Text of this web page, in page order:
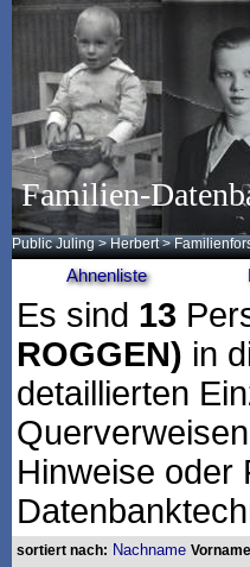
Familien-
Public Juling >Herbert >
Ahnenliste
Es sind 13
ROGGEN) in
detaillierten
Hinweise oder
sortiert nach: Nachname Vorname